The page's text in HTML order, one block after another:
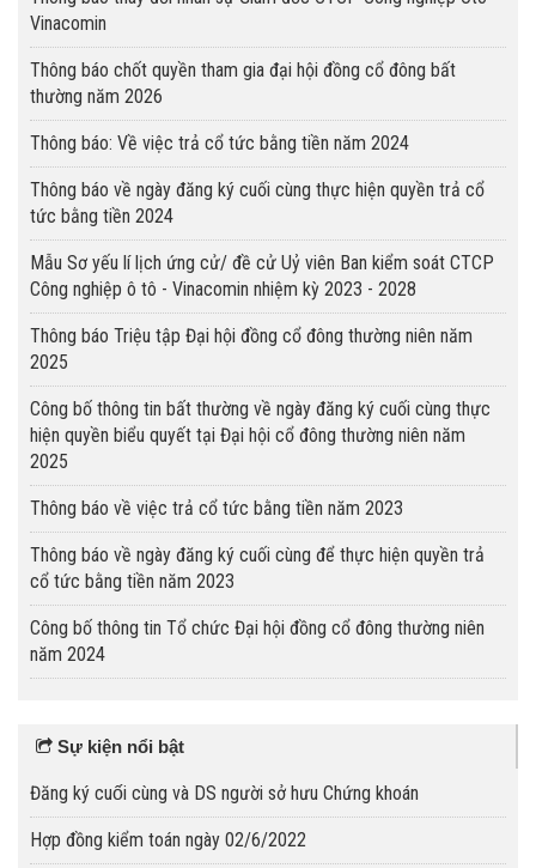
Vinacomin
Thông báo chốt quyền tham gia đại hội đồng cổ đông bất
thường năm 2026
Thông báo: Về việc trả cổ tức bằng tiền năm 2024
Thông báo về ngày đăng ký cuối cùng thực hiện quyền trả cổ
tức bằng tiền 2024
Mẫu Sơ yếu lí lịch ứng cử/ đề cử Uỷ viên Ban kiểm soát CTCP
Công nghiệp ô tô - Vinacomin nhiệm kỳ 2023 - 2028
Thông báo Triệu tập Đại hội đồng cổ đông thường niên năm
2025
Công bố thông tin bất thường về ngày đăng ký cuối cùng thực
hiện quyền biểu quyết tại Đại hội cổ đông thường niên năm
2025
Thông báo về việc trả cổ tức bằng tiền năm 2023
Thông báo về ngày đăng ký cuối cùng để thực hiện quyền trả
cổ tức bằng tiền năm 2023
Công bố thông tin Tổ chức Đại hội đồng cổ đông thường niên
năm 2024
Sự kiện nổi bật
Đăng ký cuối cùng và DS người sở hưu Chứng khoán
Hợp đồng kiểm toán ngày 02/6/2022